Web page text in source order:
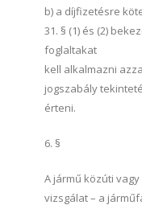
b) a díjfizetésre
31. § (1) és (2)
foglaltakat
kell alkalmazni
jogszabály
érteni.
6. §
A jármű közúti
vizsgálat – a